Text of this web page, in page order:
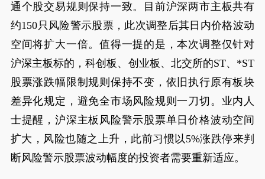
通个股交易规则保持一致。目前沪深两市主板共有
约150只风险警示股票，此次调整后其日内价格波动
空间将扩大一倍。值得一提的是，本次调整仅针对
沪深主板标的，科创板、创业板、北交所的ST、*ST
股票涨跌幅限制规则保持不变，依旧执行原有板块
差异化规定，避免全市场风险规则一刀切。业内人
士提醒，沪深主板风险警示股票单日价格波动空间
扩大，风险也随之上升，此前习惯以5%涨跌停来判
断风险警示股票波动幅度的投资者需要重新适应。